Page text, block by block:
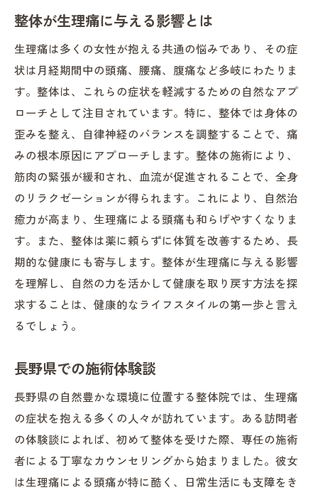
整体が生理痛に与える影響とは
生理痛は多くの女性が抱える共通の悩みであり、その症
状は月経期間中の頭痛、腰痛、腹痛など多岐にわたりま
す。整体は、これらの症状を軽減するための自然なアプ
ローチとして注目されています。特に、整体では身体の
歪みを整え、自律神経のバランスを調整することで、痛
みの根本原因にアプローチします。整体の施術により、
筋肉の緊張が緩和され、血流が促進されることで、全身
のリラクゼーションが得られます。これにより、自然治
癒力が高まり、生理痛による頭痛も和らげやすくなりま
す。また、整体は薬に頼らずに体質を改善するため、長
期的な健康にも寄与します。整体が生理痛に与える影響
を理解し、自然の力を活かして健康を取り戻す方法を探
求することは、健康的なライフスタイルの第一歩と言え
るでしょう。
長野県での施術体験談
長野県の自然豊かな環境に位置する整体院では、生理痛
の症状を抱える多くの人々が訪れています。ある訪問者
の体験談によれば、初めて整体を受けた際、専任の施術
者による丁寧なカウンセリングから始まりました。彼女
は生理痛による頭痛が特に酷く、日常生活にも支障をき